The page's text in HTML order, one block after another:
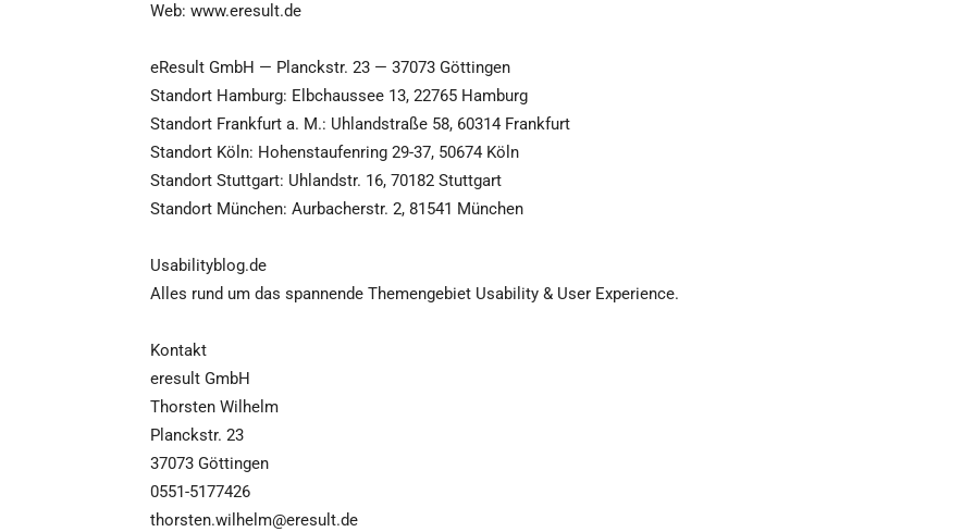
Web: www.eresult.de
eResult GmbH — Planckstr. 23 — 37073 Göttingen
Standort Hamburg: Elbchaussee 13, 22765 Hamburg
Standort Frankfurt a. M.: Uhlandstraße 58, 60314 Frankfurt
Standort Köln: Hohenstaufenring 29-37, 50674 Köln
Standort Stuttgart: Uhlandstr. 16, 70182 Stuttgart
Standort München: Aurbacherstr. 2, 81541 München
Usabilityblog.de
Alles rund um das spannende Themengebiet Usability & User Experience.
Kontakt
eresult GmbH
Thorsten Wilhelm
Planckstr. 23
37073 Göttingen
0551-5177426
thorsten.wilhelm@eresult.de